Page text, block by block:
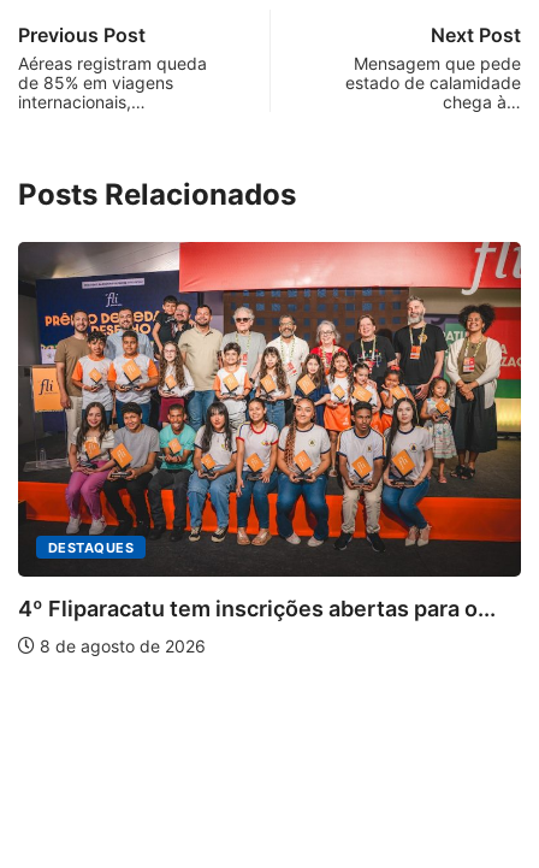
Previous Post
Aéreas registram queda
de 85% em viagens
internacionais,…
Next Post
Mensagem que pede
estado de calamidade
chega à…
Posts Relacionados
para o...